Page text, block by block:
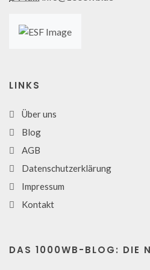
LINKS
Über uns
Blog
AGB
Datenschutzerklärung
Impressum
Kontakt
DAS 1000WB-BLOG: DIE